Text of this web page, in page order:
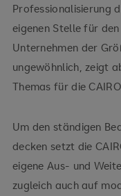
Professionalisierung
eigenen Stelle für
Unternehmen der
ungewöhnlich, zeigt
Themas für die
Um den ständigen
decken setzt die
eigene Aus- und
zugleich auch auf